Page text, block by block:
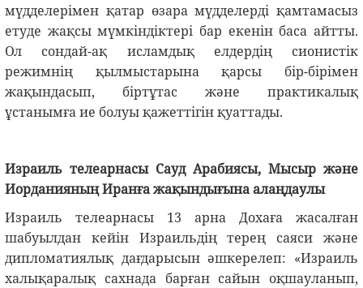
мүдделерімен қатар өзара мүдделерді қамтамасыз
етуде жақсы мүмкіндіктері бар екенін баса айтты.
Ол сондай-ақ исламдық елдердің сионистік
режимнің қылмыстарына қарсы бір-бірімен
жақындасып, біртұтас және практикалық
ұстанымға ие болуы қажеттігін қуаттады.
Израиль телеарнасы Сауд Арабиясы, Мысыр және
Иорданияның Иранға жақындығына алаңдаулы
Израиль телеарнасы 13 арна Дохаға жасалған
шабуылдан кейін Израильдің терең саяси және
дипломатиялық дағдарысын әшкерелеп: «Израиль
халықаралық сахнада барған сайын оқшауланып,